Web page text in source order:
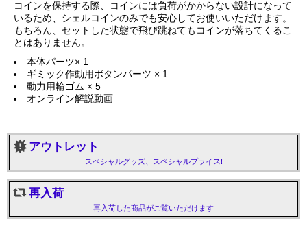
コインを保持する際、コインには負荷がかからない設計になって
いるため、シェルコインのみでも安心してお使いいただけます。
もちろん、セットした状態で飛び跳ねてもコインが落ちてくるこ
とはありません。
本体パーツ× 1
ギミック作動用ボタンパーツ × 1
動力用輪ゴム × 5
オンライン解説動画
アウトレット
スペシャルグッズ、スペシャルプライス!
再入荷
再入荷した商品がご覧いただけます